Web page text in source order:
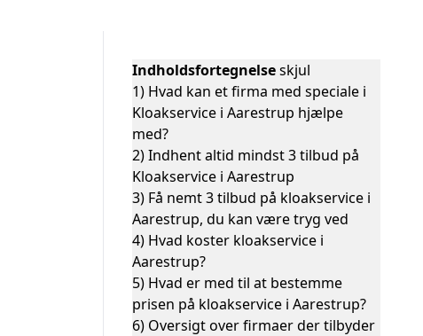
Indholdsfortegnelseskjul
1) Hvad kan et firma med speciale i
Kloakservice i Aarestrup hjælpe
med?
2)Indhent altid mindst 3 tilbud på
Kloakservice i Aarestrup
3) Få nemt 3 tilbud på kloakservice i
Aarestrup, du kan være tryg ved
4) Hvad koster kloakservice i
Aarestrup?
5) Hvad er med til at bestemme
prisen på kloakservice i Aarestrup?
6) Oversigt over firmaer der tilbyder